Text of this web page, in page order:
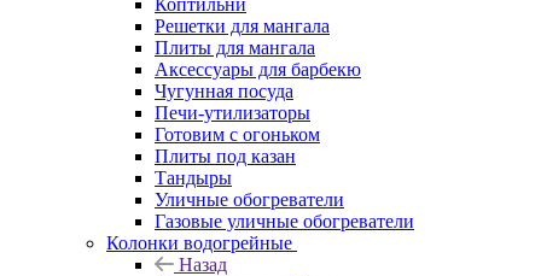
Коптильни
Решетки для мангала
Плиты для мангала
Аксессуары для барбекю
Чугунная посуда
Печи-утилизаторы
Готовим с огоньком
Плиты под казан
Тандыры
Уличные обогреватели
Газовые уличные обогреватели
Колонки водогрейные
Назад